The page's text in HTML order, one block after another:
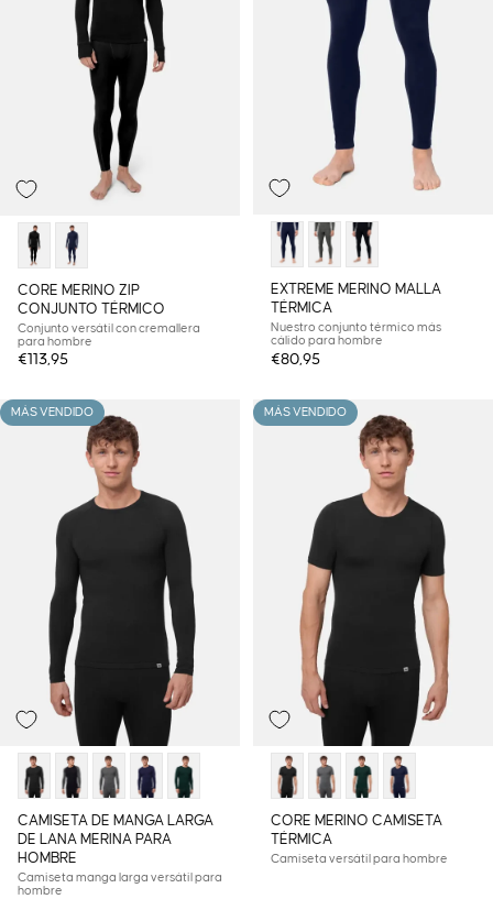
CORE MERINO ZIP
CONJUNTO TÉRMICO
Conjunto versátil con cremallera
para hombre
€113,95
EXTREME MERINO MALLA
TÉRMICA
Nuestro conjunto térmico más
cálido para hombre
€80,95
MÁS VENDIDO
CAMISETA DE MANGA LARGA
DE LANA MERINA PARA
HOMBRE
Camiseta manga larga versátil para
hombre
MÁS VENDIDO
CORE MERINO CAMISETA
TÉRMICA
Camiseta versátil para hombre